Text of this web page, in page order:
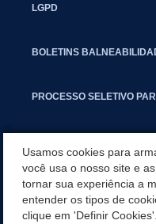
LGPD
BOLETINS
PROCESSO SELETIVO
MANUAL DE
Usamos cookies para
você usa o nosso site e
tornar sua experiência a
entender os tipos de
clique em 'Definir